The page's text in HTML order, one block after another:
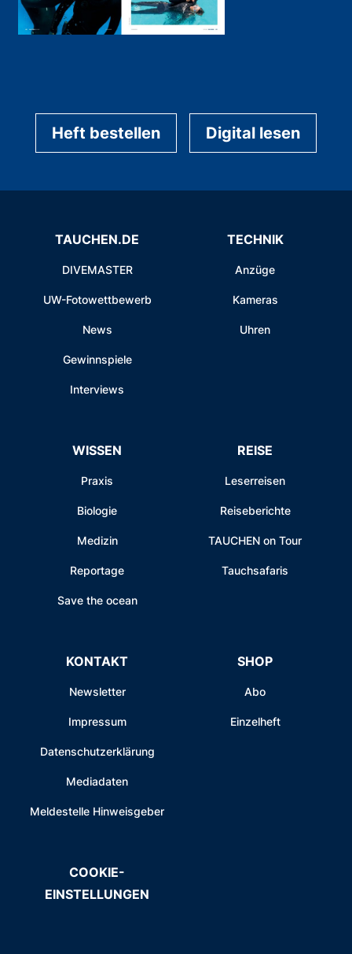
Heft bestellen Digital lesen
TAUCHEN.DE
DIVEMASTER
UW-Fotowettbewerb
News
Gewinnspiele
Interviews
TECHNIK
Anzüge
Kameras
Uhren
WISSEN
Praxis
Biologie
Medizin
Reportage
Save the ocean
REISE
Leserreisen
Reiseberichte
TAUCHEN on Tour
Tauchsafaris
KONTAKT
Newsletter
Impressum
Datenschutzerklärung
Mediadaten
Meldestelle Hinweisgeber
SHOP
Abo
Einzelheft
COOKIE-
EINSTELLUNGEN